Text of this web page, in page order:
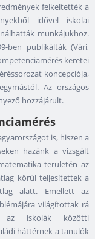
felkeltették a
idővel iskolai
munkájukhoz.
ben publikálták (Vári,
keretei
koncepciója,
Az országos
hozzájárult.
is, hiszen a
hazánk a vizsgált
területén az
körül teljesítettek a
alatt. Emellett az
világítottak rá
az iskolák közötti
háttérnek a tanulók